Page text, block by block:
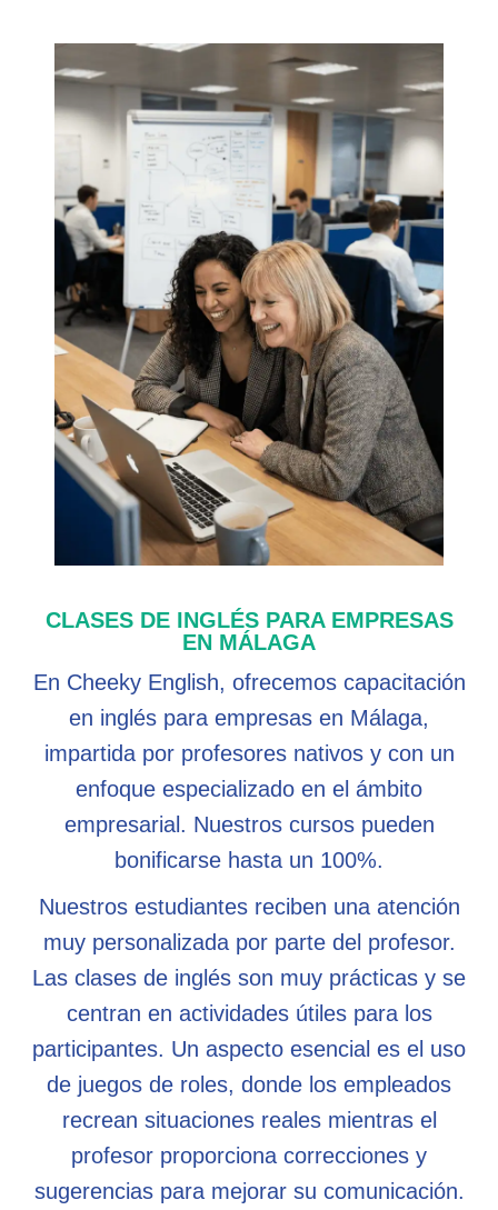
CLASES DE INGLÉS PARA EMPRESAS
EN MÁLAGA
En Cheeky English, ofrecemos capacitación
en inglés para empresas en Málaga,
impartida por profesores nativos y con un
enfoque especializado en el ámbito
empresarial. Nuestros cursos pueden
bonificarse hasta un 100%.
Nuestros estudiantes reciben una atención
muy personalizada por parte del profesor.
Las clases de inglés son muy prácticas y se
centran en actividades útiles para los
participantes. Un aspecto esencial es el uso
de juegos de roles, donde los empleados
recrean situaciones reales mientras el
profesor proporciona correcciones y
sugerencias para mejorar su comunicación.